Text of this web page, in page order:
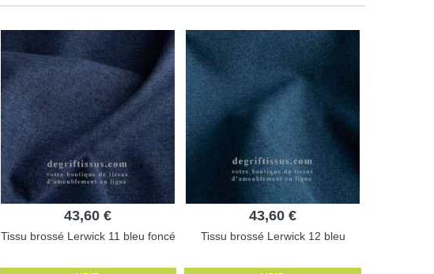
43,60 €
Tissu brossé Lerwick 11 bleu foncé
43,60 €
Tissu brossé Lerwick 12 bleu